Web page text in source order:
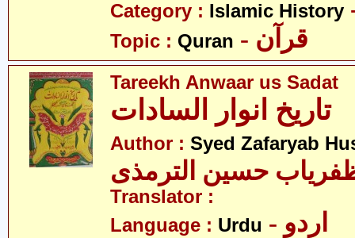
Category : Islamic History
Topic : Quran - قرآن
Tareekh Anwaar us Sadat
تاریخ انوار السادات
Author : Syed Zafaryab
حسین الترمذی
Translator :
Language : Urdu - اردو